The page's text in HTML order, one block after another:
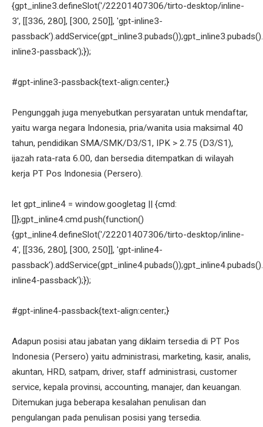
{gpt_inline3.defineSlot('/22201407306/tirto-desktop/inline-
3', [[336, 280], [300, 250]], 'gpt-inline3-
inline3-passback');});
#gpt-inline3-passback{text-align:center;}
Pengunggah juga menyebutkan persyaratan untuk mendaftar,
yaitu warga negara Indonesia, pria/wanita usia maksimal 40
tahun, pendidikan SMA/SMK/D3/S1, IPK > 2.75 (D3/S1),
ijazah rata-rata 6.00, dan bersedia ditempatkan di wilayah
kerja PT Pos Indonesia (Persero).
let gpt_inline4 = window.googletag || {cmd:
[]};gpt_inline4.cmd.push(function()
{gpt_inline4.defineSlot('/22201407306/tirto-desktop/inline-
4', [[336, 280], [300, 250]], 'gpt-inline4-
inline4-passback');});
#gpt-inline4-passback{text-align:center;}
Adapun posisi atau jabatan yang diklaim tersedia di PT Pos
Indonesia (Persero) yaitu administrasi, marketing, kasir, analis,
akuntan, HRD, satpam, driver, staff administrasi, customer
service, kepala provinsi, accounting, manajer, dan keuangan.
Ditemukan juga beberapa kesalahan penulisan dan
pengulangan pada penulisan posisi yang tersedia.